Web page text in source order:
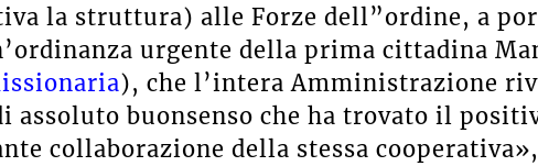
la struttura) alle Forze dell”ordine, a
urgente della prima cittadina
), che l’intera Amministrazione
assoluto buonsenso che ha trovato il
collaborazione della stessa